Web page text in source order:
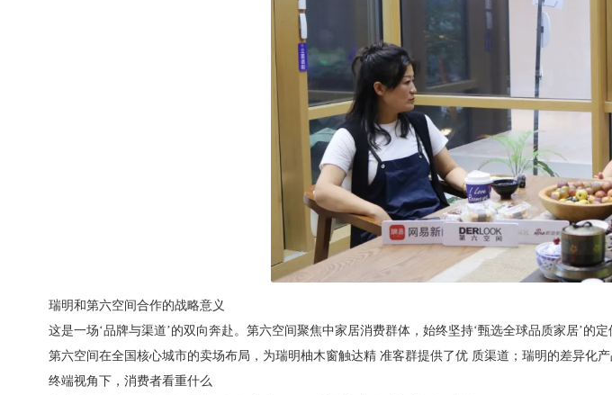
瑞明和第六空间合作的战略意义
这是一场‘品牌与渠道’的双向奔赴。第六空间聚焦中家居消费群体，始终坚持‘甄选全球品质家居’的
第六空间在全国核心城市的卖场布局，为瑞明柚木窗触达精 准客群提供了优 质渠道；瑞明的差异化
终端视角下，消费者看重什么